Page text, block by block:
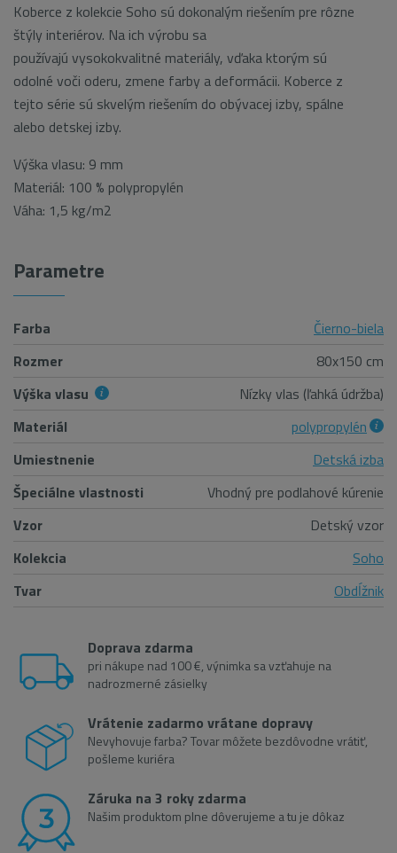
Koberce z kolekcie Soho sú dokonalým riešením pre rôzne
štýly interiérov. Na ich výrobu sa
používajú vysokokvalitné materiály, vďaka ktorým sú
odolné voči oderu, zmene farby a deformácii. Koberce z
tejto série sú skvelým riešením do obývacej izby, spálne
alebo detskej izby.
Výška vlasu: 9 mm
Materiál: 100 % polypropylén
Váha: 1,5 kg/m2
Parametre
Farba
Čierno-biela
Rozmer
80x150 cm
Výška vlasu
Nízky vlas (ľahká údržba)
Materiál
polypropylén
Umiestnenie
Detská izba
Špeciálne vlastnosti
Vhodný pre podlahové kúrenie
Vzor
Detský vzor
Kolekcia
Soho
Tvar
Obdĺžnik
Doprava zdarma
pri nákupe nad 100 €, výnimka sa vzťahuje na
nadrozmerné zásielky
Vrátenie zadarmo vrátane dopravy
Nevyhovuje farba? Tovar môžete bezdôvodne vrátiť,
pošleme kuriéra
Záruka na 3 roky zdarma
Našim produktom plne dôverujeme a tu je dôkaz